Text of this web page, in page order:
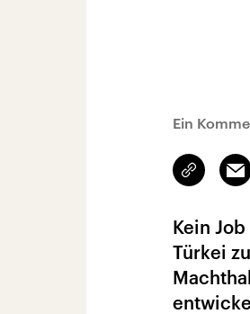
Ein
Link
kopieren/
Kein
Türkei